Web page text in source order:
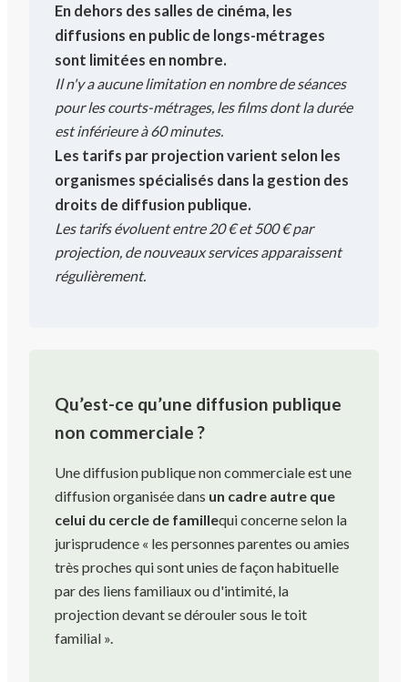
En dehors des salles de cinéma, les
diffusions en public de longs-métrages
sont limitées en nombre.
Il n'y a aucune limitation en nombre de séances
pour les courts-métrages, les films dont la durée
est inférieure à 60 minutes.
Les tarifs par projection varient selon les
organismes spécialisés dans la gestion des
droits de diffusion publique.
Les tarifs évoluent entre 20 € et 500 € par
projection, de nouveaux services apparaissent
régulièrement.
Qu’est-ce qu’une diffusion publique
non commerciale ?
Une diffusion publique non commerciale est une
diffusion organisée dans un cadre autre que
celui du cercle de famillequi concerne selon la
jurisprudence « les personnes parentes ou amies
très proches qui sont unies de façon habituelle
par des liens familiaux ou d'intimité, la
projection devant se dérouler sous le toit
familial ».